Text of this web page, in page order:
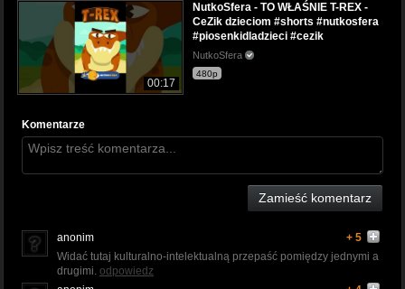
00:17
NutkoSfera - TO WŁAŚNIE T-REX -
CeZik dzieciom #shorts #nutkosfera
#piosenkidladzieci #cezik
NutkoSfera
480p
Komentarze
Zamieść komentarz
anonim
+ 5
Widać tutaj kulturalno-intelektualną przepaść pomiędzy jednymi a
drugimi. odpowiedz